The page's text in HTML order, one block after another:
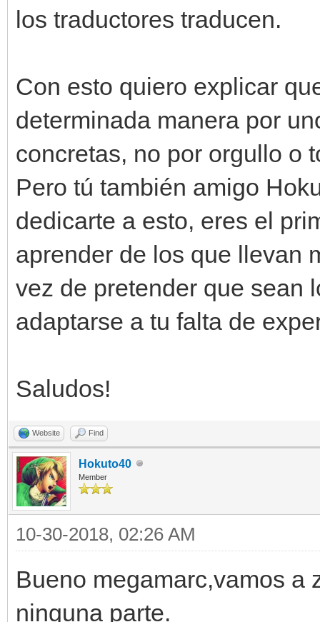
los traductores traducen.
Con esto quiero explicar
determinada manera por
concretas, no por orgullo o
Pero tú también amigo
dedicarte a esto, eres el
aprender de los que llevan
vez de pretender que sean
adaptarse a tu falta de
Saludos!
Website Find
Hokuto40
Member
10-30-2018, 02:26 AM
Bueno megamarc,vamos a
ninguna parte.